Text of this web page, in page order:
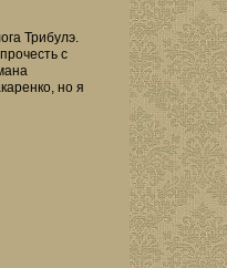
Трибулэ.
с
но я